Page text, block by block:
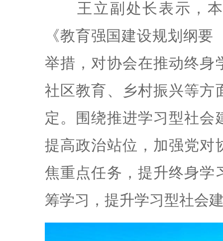
王立副处长表示，本
《教育强国建设规划纲要
举措，对协会在推动终身
社区教育、乡村振兴等方
定。围绕推进学习型社会
提高政治站位，加强党对
焦重点任务，提升终身学
筹学习，提升学习型社会